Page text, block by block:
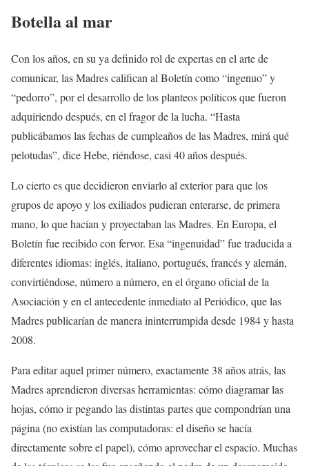
Botella al mar
Con los años, en su ya definido rol de expertas en el arte de
comunicar, las Madres califican al Boletín como “ingenuo” y
“pedorro”, por el desarrollo de los planteos políticos que fueron
adquiriendo después, en el fragor de la lucha. “Hasta
publicábamos las fechas de cumpleaños de las Madres, mirá qué
pelotudas”, dice Hebe, riéndose, casi 40 años después.
Lo cierto es que decidieron enviarlo al exterior para que los
grupos de apoyo y los exiliados pudieran enterarse, de primera
mano, lo que hacían y proyectaban las Madres. En Europa, el
Boletín fue recibido con fervor. Esa “ingenuidad” fue traducida a
diferentes idiomas: inglés, italiano, portugués, francés y alemán,
convirtiéndose, número a número, en el órgano oficial de la
Asociación y en el antecedente inmediato al Periódico, que las
Madres publicarían de manera ininterrumpida desde 1984 y hasta
2008.
Para editar aquel primer número, exactamente 38 años atrás, las
Madres aprendieron diversas herramientas: cómo diagramar las
hojas, cómo ir pegando las distintas partes que compondrían una
página (no existían las computadoras: el diseño se hacía
directamente sobre el papel), cómo aprovechar el espacio. Muchas